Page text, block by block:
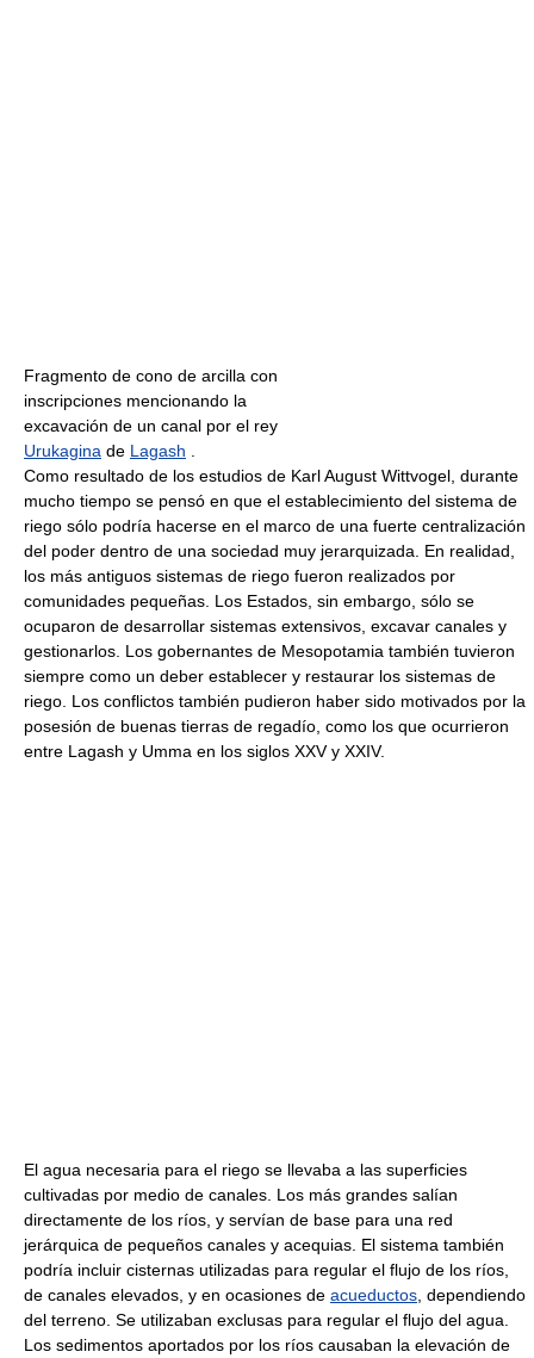
Fragmento de cono de arcilla con
inscripciones mencionando la
excavación de un canal por el rey
Urukagina de Lagash .
Como resultado de los estudios de Karl August Wittvogel, durante
mucho tiempo se pensó en que el establecimiento del sistema de
riego sólo podría hacerse en el marco de una fuerte centralización
del poder dentro de una sociedad muy jerarquizada. En realidad,
los más antiguos sistemas de riego fueron realizados por
comunidades pequeñas. Los Estados, sin embargo, sólo se
ocuparon de desarrollar sistemas extensivos, excavar canales y
gestionarlos. Los gobernantes de Mesopotamia también tuvieron
siempre como un deber establecer y restaurar los sistemas de
riego. Los conflictos también pudieron haber sido motivados por la
posesión de buenas tierras de regadío, como los que ocurrieron
entre Lagash y Umma en los siglos XXV y XXIV.
El agua necesaria para el riego se llevaba a las superficies
cultivadas por medio de canales. Los más grandes salían
directamente de los ríos, y servían de base para una red
jerárquica de pequeños canales y acequias. El sistema también
podría incluir cisternas utilizadas para regular el flujo de los ríos,
de canales elevados, y en ocasiones de acueductos, dependiendo
del terreno. Se utilizaban exclusas para regular el flujo del agua.
Los sedimentos aportados por los ríos causaban la elevación de